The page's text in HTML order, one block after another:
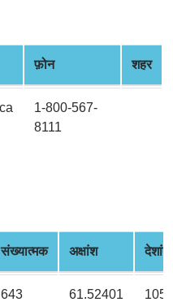
फ़ोन शहर
1-800-567-
8111
संख्यात्मक अक्षांश
643 61.52401